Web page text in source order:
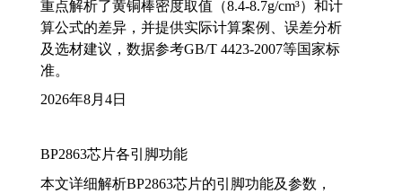
重点解析了黄铜棒密度取值（8.4-8.7g/cm³）和计
算公式的差异，并提供实际计算案例、误差分析
及选材建议，数据参考GB/T 4423-2007等国家标
准。
2026年8月4日
BP2863芯片各引脚功能
本文详细解析BP2863芯片的引脚功能及参数，